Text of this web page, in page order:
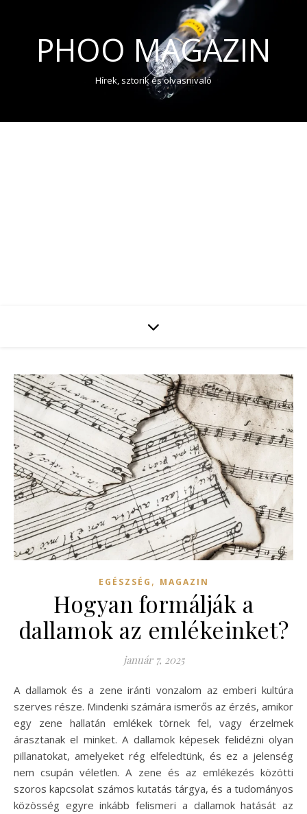
PHOO MAGAZIN
Hírek, sztorik és olvasnivaló
EGÉSZSÉG , MAGAZIN
Hogyan formálják a
dallamok az emlékeinket?
január 7, 2025
A dallamok és a zene iránti vonzalom az emberi kultúra
szerves része. Mindenki számára ismerős az érzés, amikor
egy zene hallatán emlékek törnek fel, vagy érzelmek
árasztanak el minket. A dallamok képesek felidézni olyan
pillanatokat, amelyeket rég elfeledtünk, és ez a jelenség
nem csupán véletlen. A zene és az emlékezés közötti
szoros kapcsolat számos kutatás tárgya, és a tudományos
közösség egyre inkább felismeri a dallamok hatását az